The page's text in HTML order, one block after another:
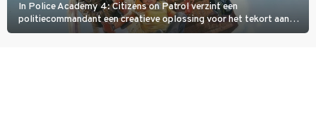
In Police Academy 4: Citizens on Patrol verzint een
politiecommandant een creatieve oplossing voor het tekort aan
agenten.